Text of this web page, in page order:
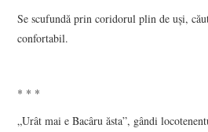
Se scufundă prin coridorul plin de uși,
confortabil.
* * *
„Urât mai e Bacâru ăsta”, gândi